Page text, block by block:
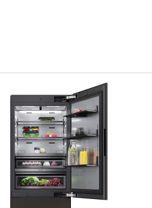
Vollständiges Energielabel
Energieklasse D. Höchste bis